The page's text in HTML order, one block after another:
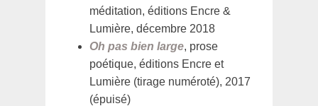
méditation, éditions Encre &
Lumière, décembre 2018
Oh pas bien large, prose
poétique, éditions Encre et
Lumière (tirage numéroté), 2017
(épuisé)